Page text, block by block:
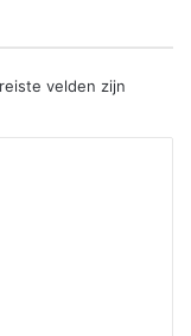
velden zijn